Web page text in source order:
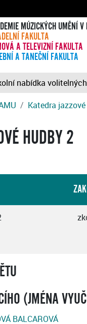
MÚZICKÝCH UMĚNÍ V
FAKULTA
A TELEVIZNÍ FAKULTA
A TANEČNÍ FAKULTA
nabídka
Katedra
HUDBY 2
(JMÉNA
BALCAROVÁ